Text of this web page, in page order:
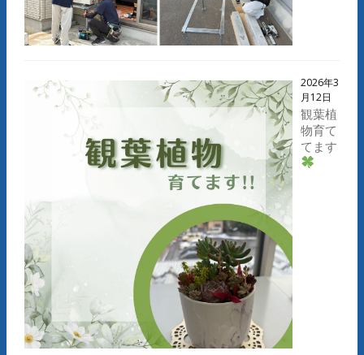
2026年3
月12日
観葉植
物育て
てます